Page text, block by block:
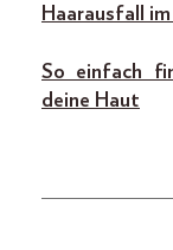
Haarausfall
So einfach
deine Haut